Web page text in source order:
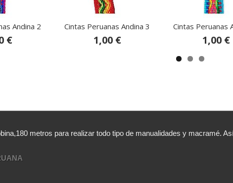
Andina 2
€
Cintas Peruanas Andina 3
1,00 €
Cintas Peruanas
1,00 €
metros para realizar todo tipo de manualidades y macramé.